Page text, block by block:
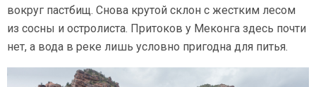
вокруг пастбищ. Снова крутой склон с жестким лесом
из сосны и остролиста. Притоков у Меконга здесь почти
нет, а вода в реке лишь условно пригодна для питья.